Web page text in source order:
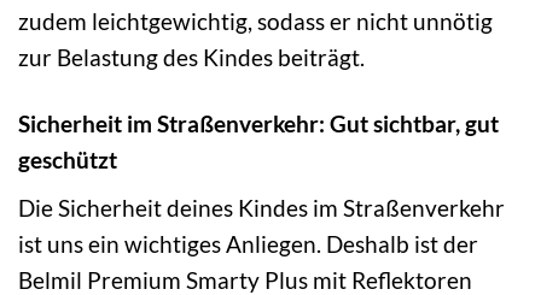
zudem leichtgewichtig, sodass er nicht unnötig
zur Belastung des Kindes beiträgt.
Sicherheit im Straßenverkehr: Gut sichtbar, gut
geschützt
Die Sicherheit deines Kindes im Straßenverkehr
ist uns ein wichtiges Anliegen. Deshalb ist der
Belmil Premium Smarty Plus mit Reflektoren